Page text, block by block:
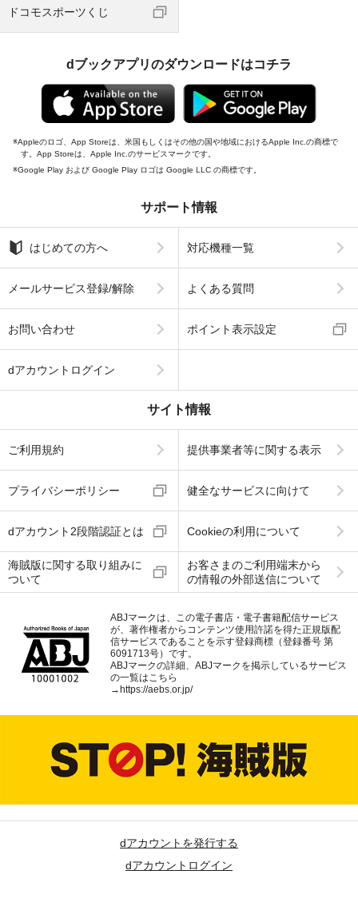
ドコモスポーツくじ
dブックアプリのダウンロードはコチラ
Appleのロゴ、App Storeは、米国もしくはその他の国や地域におけるApple Inc.の商標で
す。App Storeは、Apple Inc.のサービスマークです。
Google Play および Google Play ロゴは Google LLC の商標です。
サポート情報
はじめての方へ 対応機種一覧
メールサービス登録/解除 よくある質問
お問い合わせ ポイント表示設定
dアカウントログイン
サイト情報
ご利用規約 提供事業者等に関する表示
プライバシーポリシー 健全なサービスに向けて
dアカウント2段階認証とは Cookieの利用について
海賊版に関する取り組みに
ついて
お客さまのご利用端末から
の情報の外部送信について
ABJマークは、この電子書店・電子書籍配信サービス
が、著作権者からコンテンツ使用許諾を得た正規版配
信サービスであることを示す登録商標（登録番号 第
6091713号）です。
ABJマークの詳細、ABJマークを掲示しているサービス
の一覧はこちら
→ https://aebs.or.jp/
dアカウントを発行する
dアカウントログイン